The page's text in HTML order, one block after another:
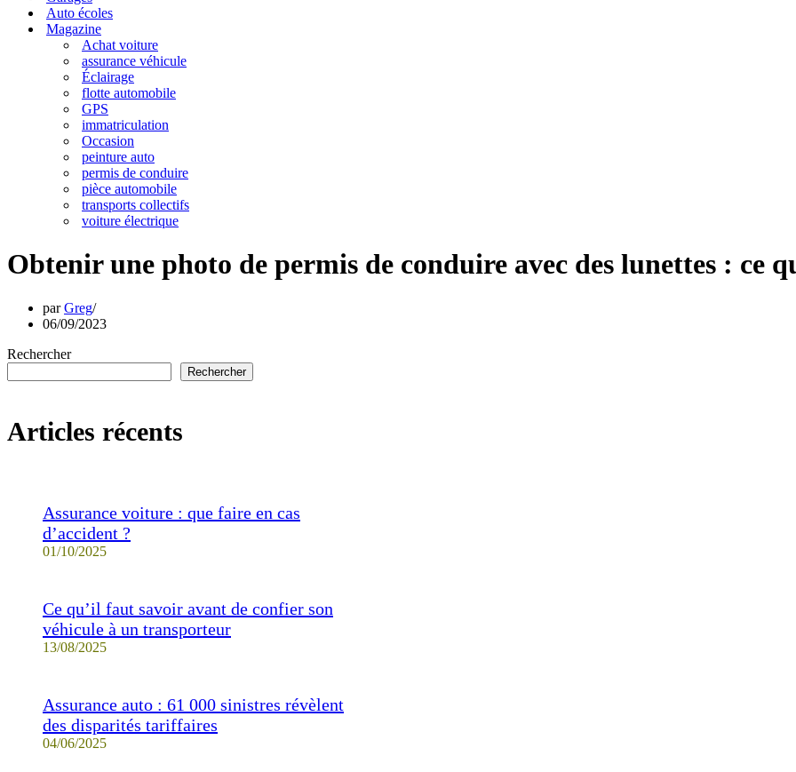
Auto écoles
Magazine
Achat voiture
assurance véhicule
Éclairage
flotte automobile
GPS
immatriculation
Occasion
peinture auto
permis de conduire
pièce automobile
transports collectifs
voiture électrique
Obtenir une photo de permis de conduire avec des lunettes : ce
parGreg
06/09/2023
Rechercher
Rechercher
Articles récents
Assurance voiture : que faire en cas
d’accident ?
01/10/2025
Ce qu’il faut savoir avant de confier son
véhicule à un transporteur
13/08/2025
Assurance auto : 61 000 sinistres révèlent
des disparités tariffaires
04/06/2025